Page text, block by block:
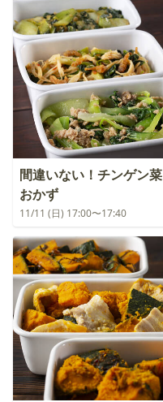
間違いない！チンゲン菜
おかず
11/11 (日) 17:00〜17:40